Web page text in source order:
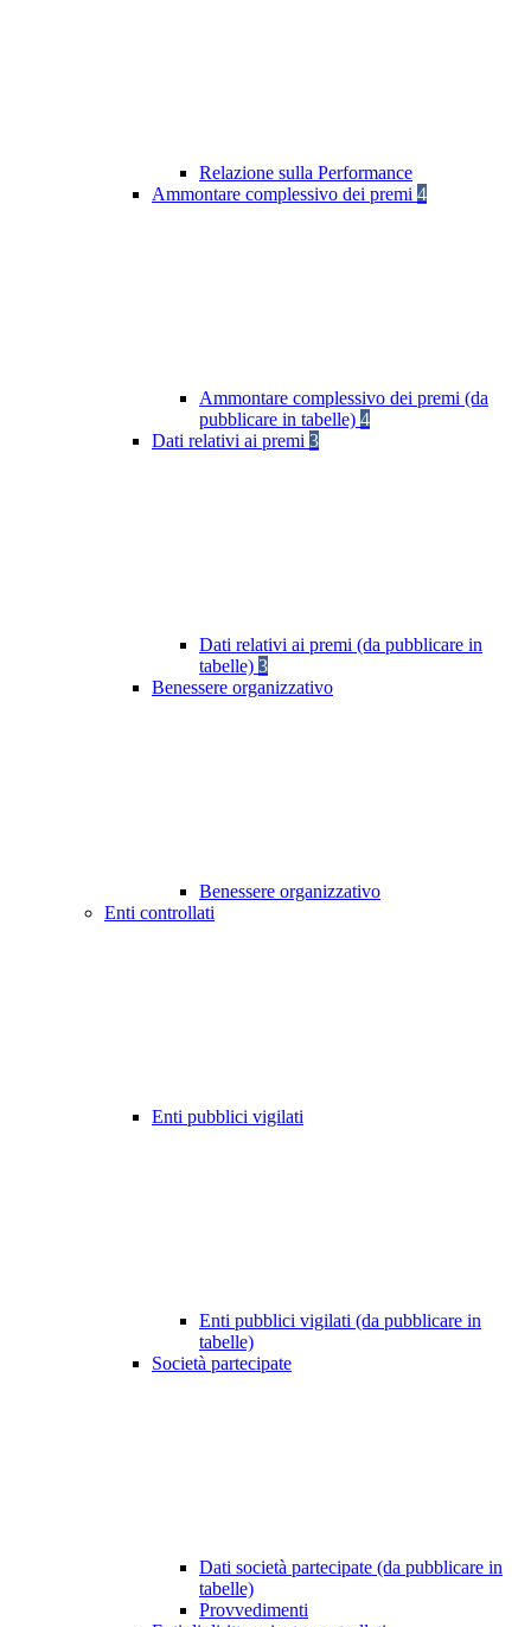
Relazione sulla Performance
Ammontare complessivo dei premi 4
Ammontare complessivo dei premi (da
pubblicare in tabelle) 4
Dati relativi ai premi 3
Dati relativi ai premi (da pubblicare in
tabelle) 3
Benessere organizzativo
Benessere organizzativo
Enti controllati
Enti pubblici vigilati
Enti pubblici vigilati (da pubblicare in
tabelle)
Società partecipate
Dati società partecipate (da pubblicare in
tabelle)
Provvedimenti